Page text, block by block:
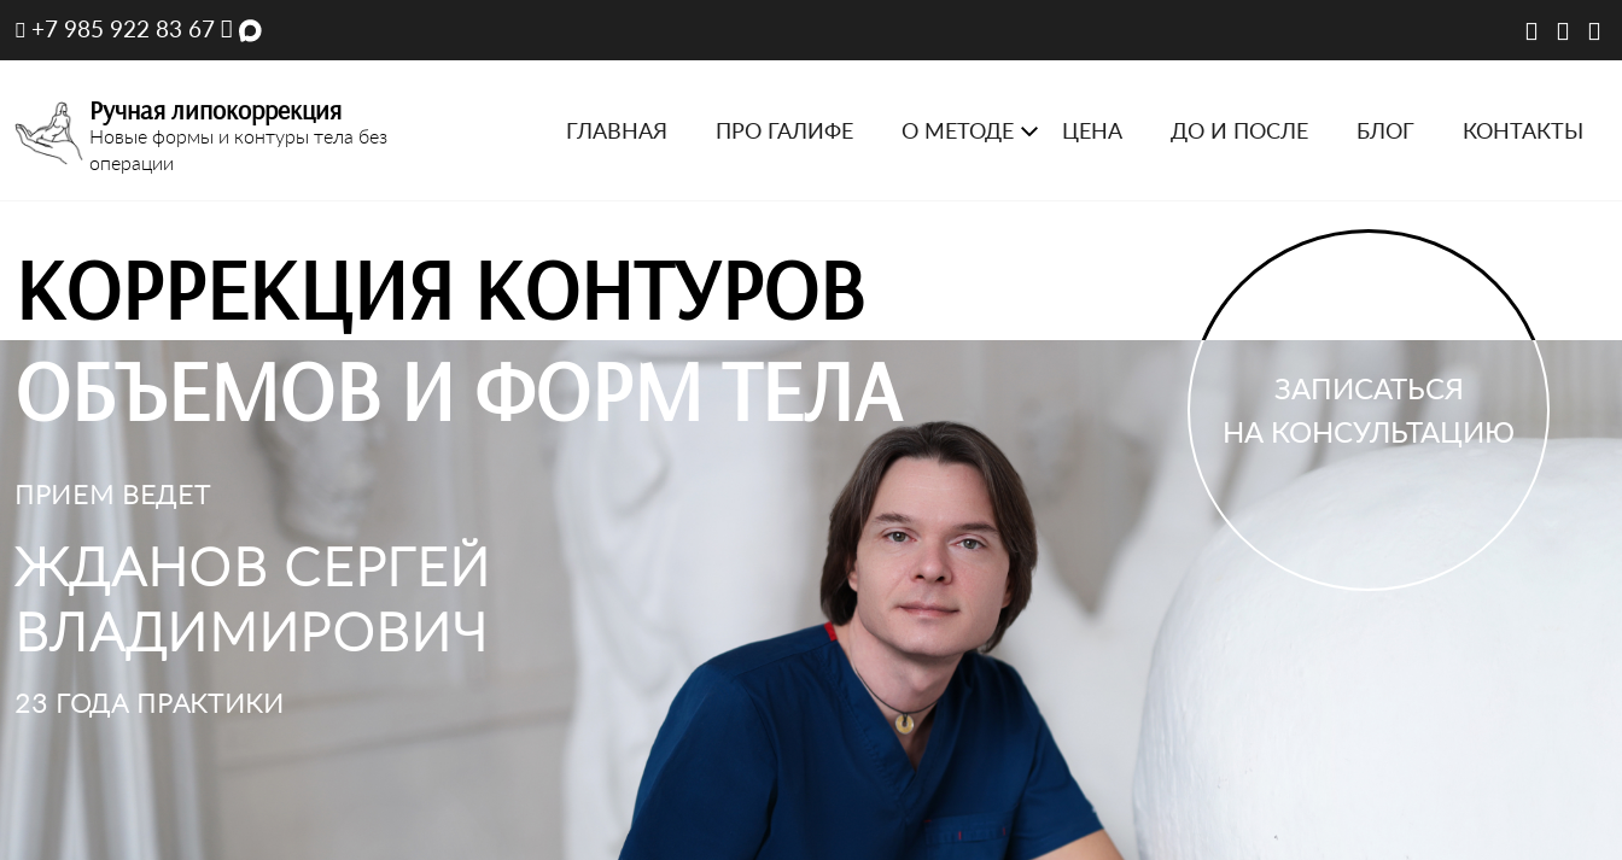
+7 985 922 83 67
Ручная липокоррекция
Новые формы и контуры тела без
операции
ГЛАВНАЯ ПРО ГАЛИФЕ О МЕТОДЕ ЦЕНА ДО И ПОСЛЕ БЛОГ КОНТАКТЫ
КОРРЕКЦИЯ КОНТУРОВ
ОБЪЕМОВ И ФОРМ ТЕЛА
ПРИЕМ ВЕДЕТ
ЖДАНОВ СЕРГЕЙ
ВЛАДИМИРОВИЧ
23 ГОДА ПРАКТИКИ
ЗАПИСАТЬСЯ
НА КОНСУЛЬТАЦИЮ